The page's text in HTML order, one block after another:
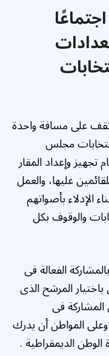
على مسافة واحدة
مجلس
وإعداد المقار
عليها، والعمل
الإدلاء بأصواتهم
والوقوف بكل
الفعالة فى
المرشح الذى
فى
المواطن أن يدرك
الديمقراطية .